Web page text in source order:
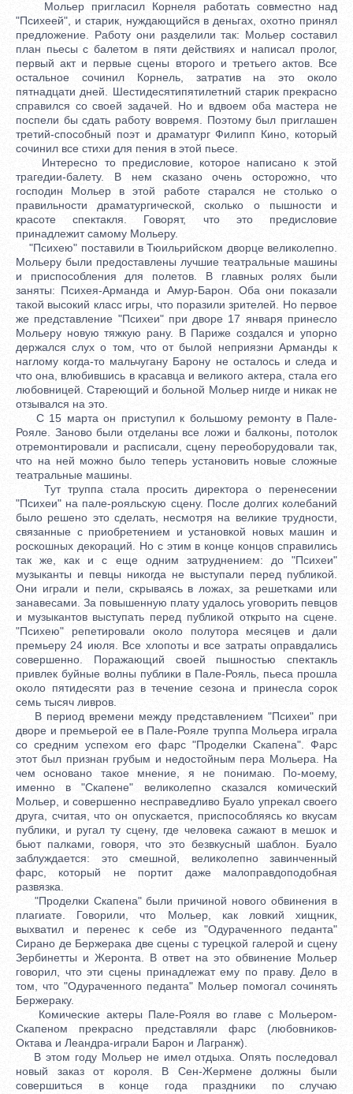
Мольер пригласил Корнеля работать совместно над
"Психеей", и старик, нуждающийся в деньгах, охотно принял
предложение. Работу они разделили так: Мольер составил
план пьесы с балетом в пяти действиях и написал пролог,
первый акт и первые сцены второго и третьего актов. Все
остальное сочинил Корнель, затратив на это около
пятнадцати дней. Шестидесятипятилетний старик прекрасно
справился со своей задачей. Но и вдвоем оба мастера не
поспели бы сдать работу вовремя. Поэтому был приглашен
третий-способный поэт и драматург Филипп Кино, который
сочинил все стихи для пения в этой пьесе.
Интересно то предисловие, которое написано к этой
трагедии-балету. В нем сказано очень осторожно, что
господин Мольер в этой работе старался не столько о
правильности драматургической, сколько о пышности и
красоте спектакля. Говорят, что это предисловие
принадлежит самому Мольеру.
"Психею" поставили в Тюильрийском дворце великолепно.
Мольеру были предоставлены лучшие театральные машины
и приспособления для полетов. В главных ролях были
заняты: Психея-Арманда и Амур-Барон. Оба они показали
такой высокий класс игры, что поразили зрителей. Но первое
же представление "Психеи" при дворе 17 января принесло
Мольеру новую тяжкую рану. В Париже создался и упорно
держался слух о том, что от былой неприязни Арманды к
наглому когда-то мальчугану Барону не осталось и следа и
что она, влюбившись в красавца и великого актера, стала его
любовницей. Стареющий и больной Мольер нигде и никак не
отзывался на это.
С 15 марта он приступил к большому ремонту в Пале-
Рояле. Заново были отделаны все ложи и балконы, потолок
отремонтировали и расписали, сцену переоборудовали так,
что на ней можно было теперь установить новые сложные
театральные машины.
Тут труппа стала просить директора о перенесении
"Психеи" на пале-рояльскую сцену. После долгих колебаний
было решено это сделать, несмотря на великие трудности,
связанные с приобретением и установкой новых машин и
роскошных декораций. Но с этим в конце концов справились
так же, как и с еще одним затруднением: до "Психеи"
музыканты и певцы никогда не выступали перед публикой.
Они играли и пели, скрываясь в ложах, за решетками или
занавесами. За повышенную плату удалось уговорить певцов
и музыкантов выступать перед публикой открыто на сцене.
"Психею" репетировали около полутора месяцев и дали
премьеру 24 июля. Все хлопоты и все затраты оправдались
совершенно. Поражающий своей пышностью спектакль
привлек буйные волны публики в Пале-Рояль, пьеса прошла
около пятидесяти раз в течение сезона и принесла сорок
семь тысяч ливров.
В период времени между представлением "Психеи" при
дворе и премьерой ее в Пале-Рояле труппа Мольера играла
со средним успехом его фарс "Проделки Скапена". Фарс
этот был признан грубым и недостойным пера Мольера. На
чем основано такое мнение, я не понимаю. По-моему,
именно в "Скапене" великолепно сказался комический
Мольер, и совершенно несправедливо Буало упрекал своего
друга, считая, что он опускается, приспособляясь ко вкусам
публики, и ругал ту сцену, где человека сажают в мешок и
бьют палками, говоря, что это безвкусный шаблон. Буало
заблуждается: это смешной, великолепно завинченный
фарс, который не портит даже малоправдоподобная
развязка.
"Проделки Скапена" были причиной нового обвинения в
плагиате. Говорили, что Мольер, как ловкий хищник,
выхватил и перенес к себе из "Одураченного педанта"
Сирано де Бержерака две сцены с турецкой галерой и сцену
Зербинетты и Жеронта. В ответ на это обвинение Мольер
говорил, что эти сцены принадлежат ему по праву. Дело в
том, что "Одураченного педанта" Мольер помогал сочинять
Бержераку.
Комические актеры Пале-Рояля во главе с Мольером-
Скапеном прекрасно представляли фарс (любовников-
Октава и Леандра-играли Барон и Лагранж).
В этом году Мольер не имел отдыха. Опять последовал
новый заказ от короля. В Сен-Жермене должны были
совершиться в конце года праздники по случаю